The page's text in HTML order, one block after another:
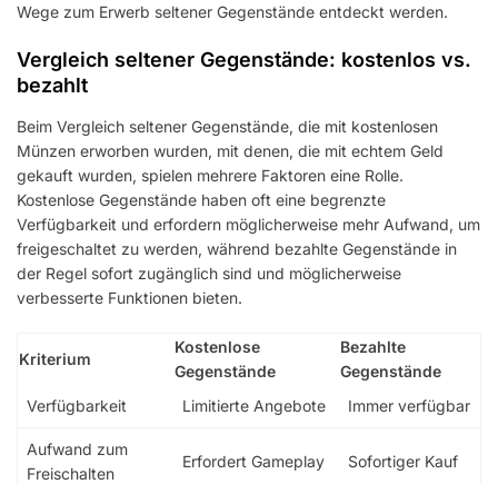
Wege zum Erwerb seltener Gegenstände entdeckt werden.
Vergleich seltener Gegenstände: kostenlos vs.
bezahlt
Beim Vergleich seltener Gegenstände, die mit kostenlosen
Münzen erworben wurden, mit denen, die mit echtem Geld
gekauft wurden, spielen mehrere Faktoren eine Rolle.
Kostenlose Gegenstände haben oft eine begrenzte
Verfügbarkeit und erfordern möglicherweise mehr Aufwand, um
freigeschaltet zu werden, während bezahlte Gegenstände in
der Regel sofort zugänglich sind und möglicherweise
verbesserte Funktionen bieten.
Kriterium
Kostenlose
Gegenstände
Bezahlte
Gegenstände
Verfügbarkeit
Limitierte Angebote Immer verfügbar
Aufwand zum
Freischalten
Erfordert Gameplay Sofortiger Kauf